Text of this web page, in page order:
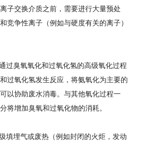
子交换介质之前，需要进行大量预处
竞争性离子（例如与硬度有关的离子）
过臭氧氧化和过氧化氢的高级氧化过程
过氧化氢发生反应，将氨氧化为主要的
以协助废水消毒。与其他氧化过程一
将增加臭氧和过氧化物的消耗。
填埋气或废热（例如封闭的火炬，发动